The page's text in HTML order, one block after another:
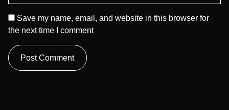
Save my name, email, and website in this browser for
the next time I comment